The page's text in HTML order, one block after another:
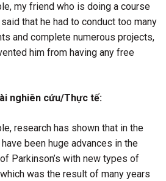
my friend who is doing a course
that he had to conduct too many
and complete numerous projects,
him from having any free
nghiên cứu/Thực tế:
research has shown that in the
been huge advances in the
Parkinson’s with new types of
was the result of many years